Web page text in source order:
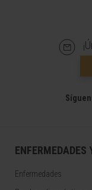
ENFERMEDADES
Enfermedades